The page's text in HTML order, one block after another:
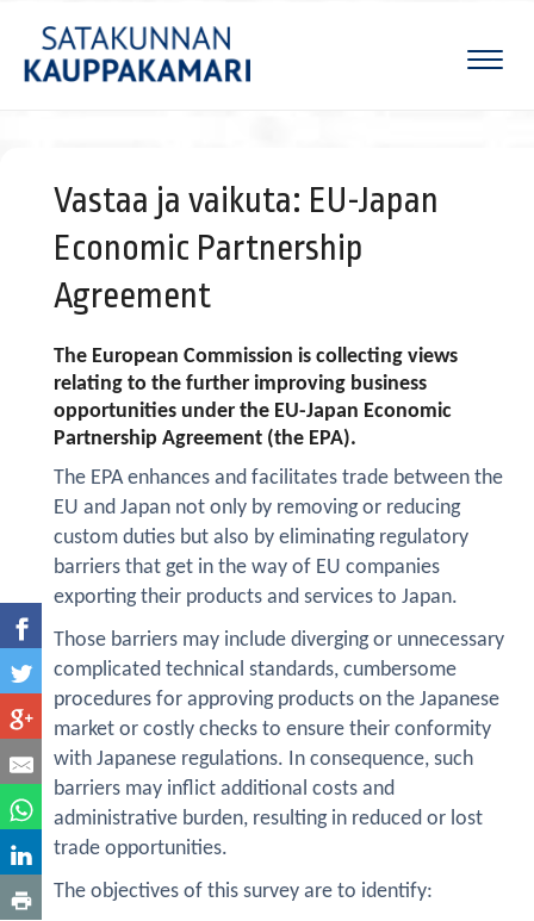
Vastaa ja vaikuta: EU-Japan
Economic Partnership
Agreement ​​​​​​​
The European Commission is collecting views
relating to the further improving business
opportunities under the EU-Japan Economic
Partnership Agreement (the EPA).
The EPA enhances and facilitates trade between the
EU and Japan not only by removing or reducing
custom duties but also by eliminating regulatory
barriers that get in the way of EU companies
exporting their products and services to Japan.
Those barriers may include diverging or unnecessary
complicated technical standards, cumbersome
procedures for approving products on the Japanese
market or costly checks to ensure their conformity
with Japanese regulations. In consequence, such
barriers may inflict additional costs and
administrative burden, resulting in reduced or lost
trade opportunities.
The objectives of this survey are to identify: